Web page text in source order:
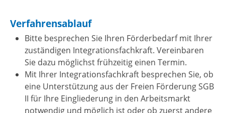
Verfahrensablauf
Bitte besprechen Sie Ihren Förderbedarf mit Ihrer
zuständigen Integrationsfachkraft. Vereinbaren
Sie dazu möglichst frühzeitig einen Termin.
Mit Ihrer Integrationsfachkraft besprechen Sie, ob
eine Unterstützung aus der Freien Förderung SGB
II für Ihre Eingliederung in den Arbeitsmarkt
notwendig und möglich ist oder ob zuerst andere